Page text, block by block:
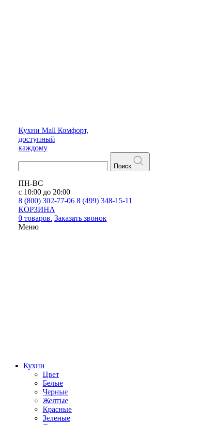
Кухни Mall Комфорт,
доступный
каждому
Поиск
ПН-ВС
с 10:00 до 20:00
8 (800) 302-77-06 8 (499) 348-15-11
КОРЗИНА
0 товаров. Заказать звонок
Меню
Кухни
Цвет
Белые
Черные
Желтые
Красные
Зеленые